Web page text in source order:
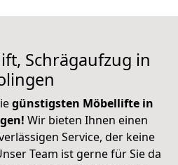
Schrägaufzug in
günstigsten Möbellifte in
Wir bieten Ihnen einen
Service, der keine
Team ist gerne für Sie da